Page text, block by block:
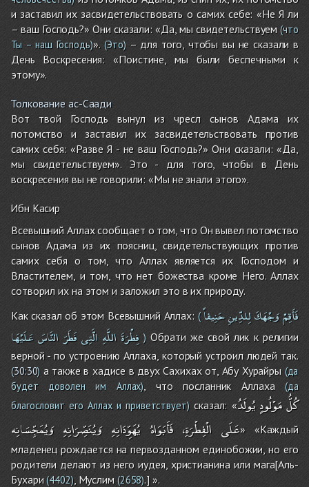
и заставил их засвидетельствовать о самих себе: «Не Я ли
– ваш Господь?» Они сказали: «Да, мы свидетельствуем (что
Ты – наш Господь)». (Это)– для того, чтобы вы не сказали в
День Воскресения: «Поистине, мы были беспечными к
этому».
Толкование ас-Саади
Вот твой Господь вынул из чресл сынов Адама их
потомство и заставил их засвидетельствовать против
самих себя: «Разве Я - не ваш Господь?» Они сказали: «Да,
мы свидетельствуем». Это - для того, чтобы в День
воскресения вы не говорили: «Мы не знали этого».
Ибн Касир
Всевышний Аллах сообщает о том, что Он вывел потомство
сынов Адама из их поясниц, свидетельствующих против
самих себя о том, что Аллах является их Господом и
Властителем, и том, что нет божества кроме Него. Аллах
сотворил их на этом и заложил это в их природу.
Как сказал об этом Всевышний Аллах:( فَأَقِمْوَجْهَكَلِلدِّينِحَنِيفاً
فِطْرَةَ اللَّهِ الَّتِىفَطَرَالنَّاسَ عَلَيْهَا )Обрати же свой лик к религии
верной - по устроению Аллаха, который устроил людей так.
(30:30) а также в хадисе в двух Сахихах от, Абу Хурайры (да
будет доволен им Аллах) , что посланник Аллаха(да
благословит его Аллах и приветствует)сказал: « كُلُّمَوْلُودٍيُولَدُ
عَلَى الْفِطْرَةِ، فَأَبَوَاهُ يُهَوِّدَانِهِ وَيُنَصِّرَانِهِ وَيُمَجِّسَانِه
» «Каждый
младенец рождается на первозданном единобожии, но его
родители делают из него иудея, христианина или мага[Аль-
Бухари(4402), Муслим(2658).] ».